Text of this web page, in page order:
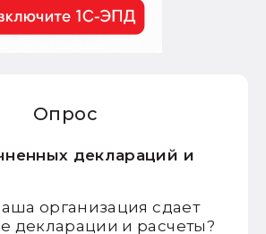
Опрос
деклараций и
организация сдает
декларации и расчеты?